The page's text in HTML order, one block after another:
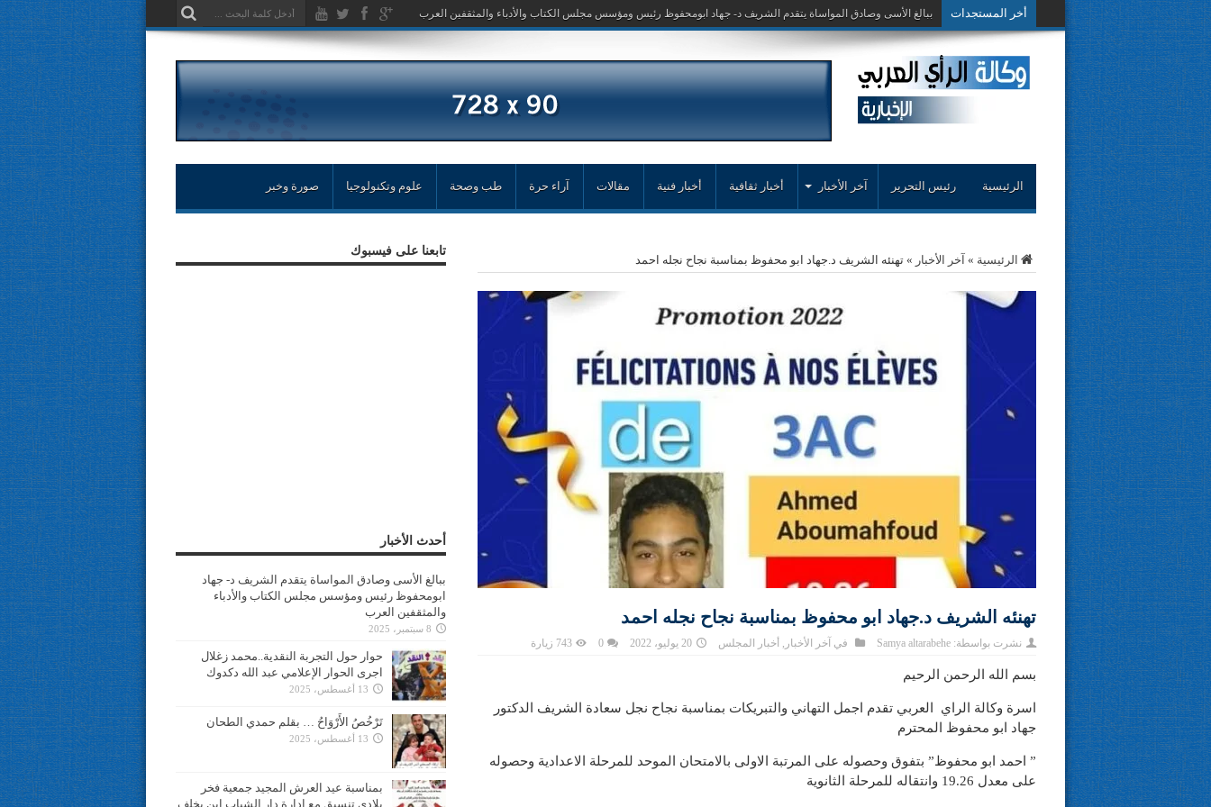
أخر المستجدات حوار حول التجربة
الرئيسية رئيس التحرير آخر الأخبار أخبار ثقافية أخبار فنية مقالات آراء حرة طب وصحة علوم وتكنولوجيا صورة وخبر
الرئيسية » آخر الأخبار »تهنئه الشريف د.جهاد ابو محفوظ بمناسبة نجاح نجله احمد
تهنئه الشريف د.جهاد ابو محفوظ بمناسبة نجاح نجله احمد
نشرت بواسطة:Samya altarabehe في آخر الأخبار , أخبار المجلس 20 يوليو، 2022 0 743 زيارة
بسم الله الرحمن الرحيم
اسرة وكالة الراي العربي تقدم اجمل التهاني والتبريكات بمناسبة نجاح نجل سعادة الشريف الدكتور
جهاد ابو محفوظ المحترم
” احمد ابو محفوظ” بتفوق وحصوله على المرتبة الاولى بالامتحان الموحد للمرحلة الاعدادية وحصوله
على معدل 19.26 وانتقاله للمرحلة الثانوية
تابعنا على فيسبوك
أحدث الأخبار
ببالغ الأسى وصادق المواساة يتقدم الشريف د- جهاد
ابومحفوظ رئيس ومؤسس مجلس الكتاب والأدباء
والمثقفين العرب
8 سبتمبر، 2025
حوار حول التجربة النقدية..محمد زغلال
اجرى الحوار الإعلامي عبد الله دكدوك
13 أغسطس، 2025
تَرْخُصُ الأَرْوَاحُ … بقلم حمدي الطحان
13 أغسطس، 2025
بمناسبة عيد العرش المجيد جمعية فخر
بلادي تنسيق مع ادارة دار الشباب ابن يخلف